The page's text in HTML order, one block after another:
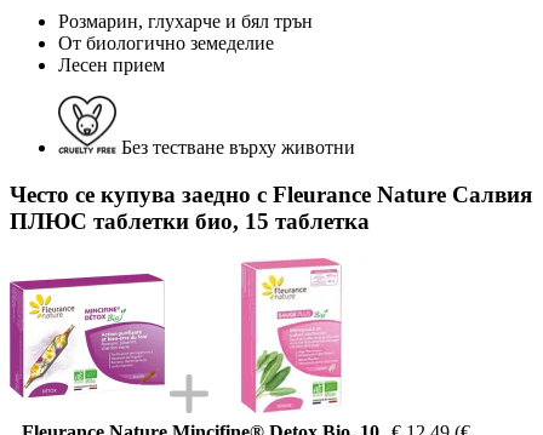
Розмарин, глухарче и бял трън
От биологично земеделие
Лесен прием
Без тестване върху животни
Често се купува заедно с Fleurance Nature Салвия
ПЛЮС таблетки био, 15 таблетка